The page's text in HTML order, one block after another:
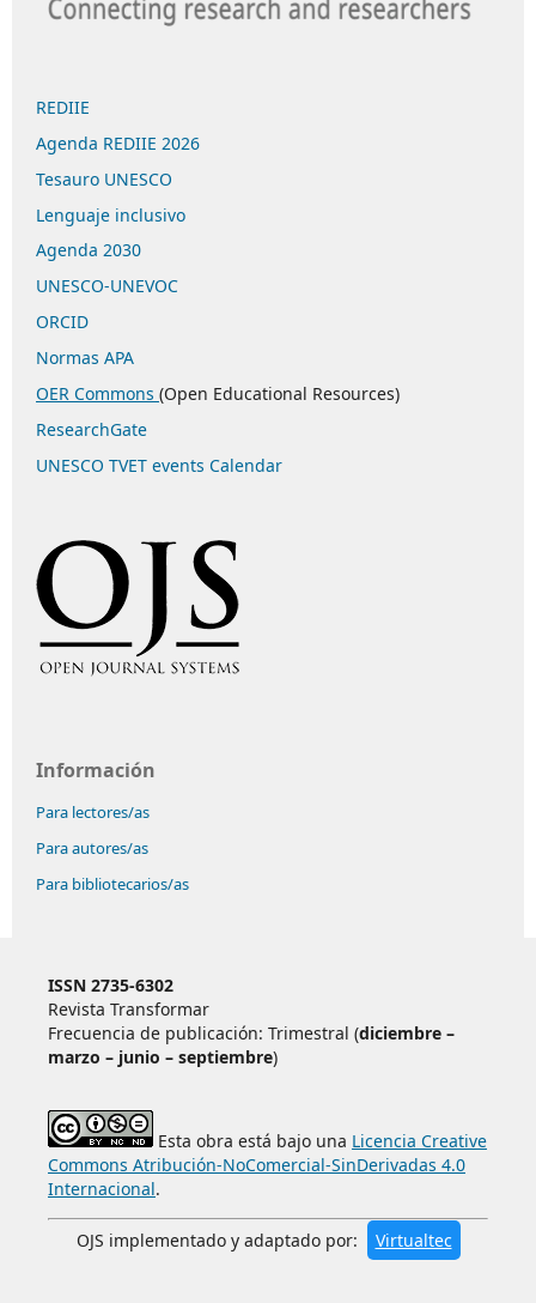
REDIIE
Agenda REDIIE 2026
Tesauro UNESCO
Lenguaje inclusivo
Agenda 2030
UNESCO-UNEVOC
ORCID
Normas APA
OER Commons (Open Educational Resources)
ResearchGate
UNESCO TVET events Calendar
Información
Para lectores/as
Para autores/as
Para bibliotecarios/as
ISSN 2735-6302
Revista Transformar
Frecuencia de publicación: Trimestral (diciembre –
marzo – junio – septiembre)
Esta obra está bajo una Licencia Creative
Commons Atribución-NoComercial-SinDerivadas 4.0
Internacional.
OJS implementado y adaptado por: Virtualtec